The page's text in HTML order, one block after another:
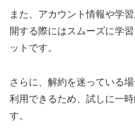
また、アカウント情報や学
開する際にはスムーズに学
ットです。
さらに、解約を迷っている
利用できるため、試しに一
す。